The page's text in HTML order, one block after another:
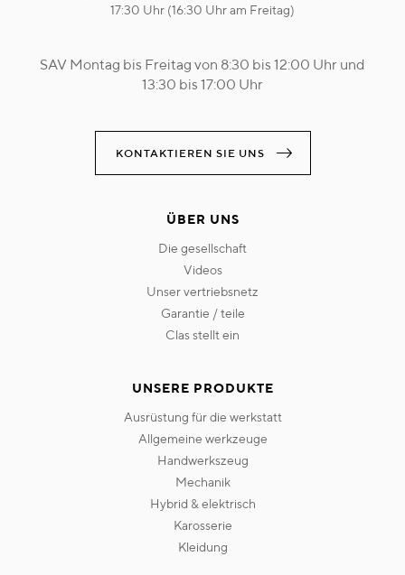
17:30 Uhr (16:30 Uhr am Freitag)
SAV Montag bis Freitag von 8:30 bis 12:00 Uhr und
13:30 bis 17:00 Uhr
KONTAKTIEREN SIE UNS
ÜBER UNS
die gesellschaft
videos
unser vertriebsnetz
garantie / teile
clas stellt ein
UNSERE PRODUKTE
ausrüstung für die werkstatt
allgemeine werkzeuge
handwerkszeug
mechanik
hybrid & elektrisch
karosserie
kleidung